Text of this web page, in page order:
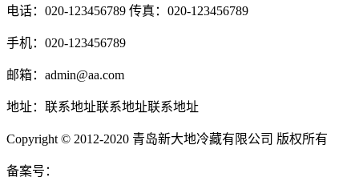
电话：020-123456789 传真：020-123456789
手机：020-123456789
邮箱：admin@aa.com
地址：联系地址联系地址联系地址
Copyright © 2012-2020 青岛新大地冷藏有限公司 版权所有
备案号：